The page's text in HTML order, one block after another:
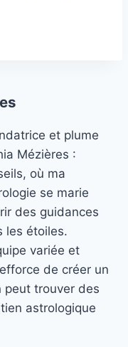
et plume
Mézières :
où ma
se marie
des guidances
les étoiles.
variée et
de créer un
peut trouver des
astrologique